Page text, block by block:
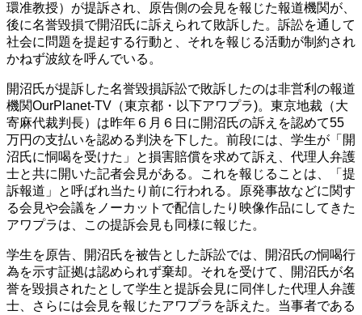
環准教授）が提訴され、原告側の会見を報じた報道機関が、
後に名誉毀損で開沼氏に訴えられて敗訴した。訴訟を通して
社会に問題を提起する行動と、それを報じる活動が制約され
かねず波紋を呼んでいる。
開沼氏が提訴した名誉毀損訴訟で敗訴したのは非営利の報道
機関OurPlanet-TV（東京都・以下アワプラ)。東京地裁（大
寄麻代裁判長）は昨年６月６日に開沼氏の訴えを認めて55
万円の支払いを認める判決を下した。前段には、学生が「開
沼氏に恫喝を受けた」と損害賠償を求めて訴え、代理人弁護
士と共に開いた記者会見がある。これを報じることは、「提
訴報道」と呼ばれ当たり前に行われる。原発事故などに関す
る会見や会議をノーカットで配信したり映像作品にしてきた
アワプラは、この提訴会見も同様に報じた。
学生を原告、開沼氏を被告とした訴訟では、開沼氏の恫喝行
為を示す証拠は認められず棄却。それを受けて、開沼氏が名
誉を毀損されたとして学生と提訴会見に同伴した代理人弁護
士、さらには会見を報じたアワプラを訴えた。当事者である